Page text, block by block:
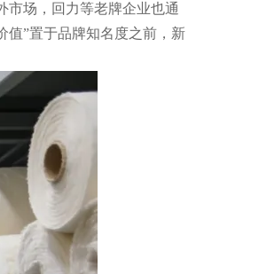
市场，回力等老牌企业也通
值”置于品牌知名度之前，新